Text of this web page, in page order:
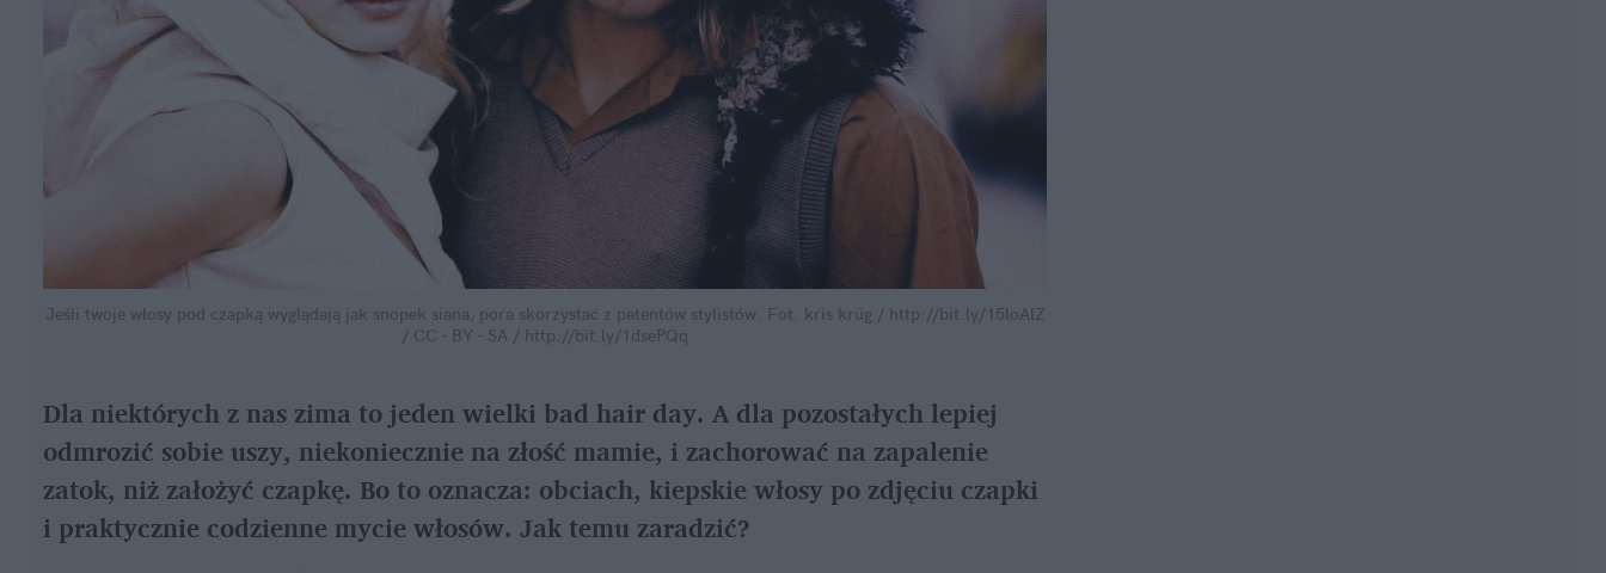
Jeśli twoje włosy pod czapką wyglądają jak snopek siana, pora skorzystać z patentów stylistów. Fot. kris krüg / http://bit.ly/15loAlZ
/ CC - BY - SA / http://bit.ly/1dsePQq
Dla niektórych z nas zima to jeden wielki bad hair day. A dla pozostałych lepiej
odmrozić sobie uszy, niekoniecznie na złość mamie, i zachorować na zapalenie
zatok, niż założyć czapkę. Bo to oznacza: obciach, kiepskie włosy po zdjęciu czapki
i praktycznie codzienne mycie włosów. Jak temu zaradzić?